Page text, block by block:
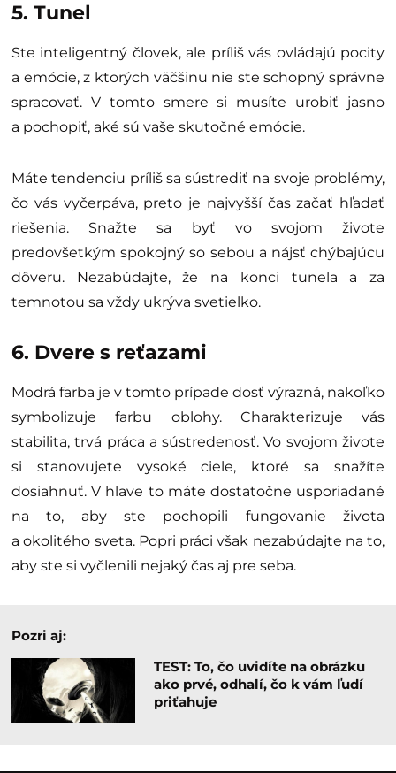
5. Tunel
Ste inteligentný človek, ale príliš vás ovládajú pocity
a emócie, z ktorých väčšinu nie ste schopný správne
spracovať. V tomto smere si musíte urobiť jasno
a pochopiť, aké sú vaše skutočné emócie.
Máte tendenciu príliš sa sústrediť na svoje problémy,
čo vás vyčerpáva, preto je najvyšší čas začať hľadať
riešenia. Snažte sa byť vo svojom živote
predovšetkým spokojný so sebou a nájsť chýbajúcu
dôveru. Nezabúdajte, že na konci tunela a za
temnotou sa vždy ukrýva svetielko.
6. Dvere s reťazami
Modrá farba je v tomto prípade dosť výrazná, nakoľko
symbolizuje farbu oblohy. Charakterizuje vás
stabilita, trvá práca a sústredenosť. Vo svojom živote
si stanovujete vysoké ciele, ktoré sa snažíte
dosiahnuť. V hlave to máte dostatočne usporiadané
na to, aby ste pochopili fungovanie života
a okolitého sveta. Popri práci však nezabúdajte na to,
aby ste si vyčlenili nejaký čas aj pre seba.
Pozri aj:
TEST: To, čo uvidíte na obrázku
ako prvé, odhalí, čo k vám ľudí
priťahuje